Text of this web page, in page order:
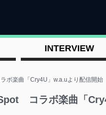
INTERVIEW
ボ楽曲「Cry4U」w.a.uより配信開始
コラボ楽曲「